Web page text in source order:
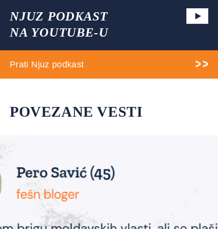
NJUZ PODKAST
NA YOUTUBE-U
Prati Njuz podkast
POVEZANE VESTI